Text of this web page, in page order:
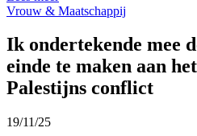
Vrouw & Maatschappij
Ik ondertekende mee
einde te maken aan
Palestijns conflict
19/11/25